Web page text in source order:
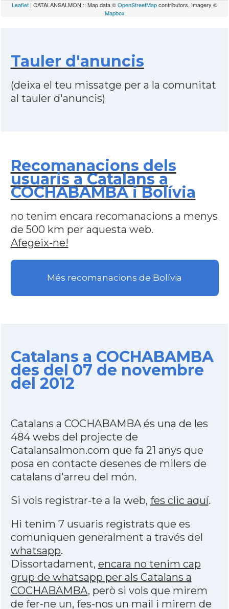
Leaflet | CATALANSALMON :: Map data ©OpenStreetMapcontributors, Imagery ©
Mapbox
Tauler d'anuncis
(deixa el teu missatge per a la comunitat
al tauler d'anuncis)
Recomanacions dels
usuaris a Catalans a
COCHABAMBA i Bolívia
no tenim encara recomanacions a menys
de 500 km per aquesta web.
Afegeix-ne!
Més recomanacions de Bolívia
Catalans a COCHABAMBA
des del 07 de novembre
del 2012
Catalans a COCHABAMBA és una de les
484 webs del projecte de
Catalansalmon.com que fa 21 anys que
posa en contacte desenes de milers de
catalans d'arreu del món.
Si vols registrar-te a la web, fes clic aquí.
Hi tenim 7 usuaris registrats que es
comuniquen generalment a través del
whatsapp.
Dissortadament, encara no tenim cap
grup de whatsapp per als Catalans a
COCHABAMBA, però si vols que mirem
de fer-ne un, fes-nos un mail i mirem de